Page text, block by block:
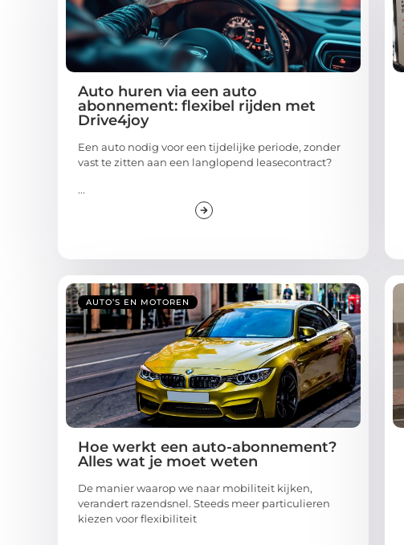
Auto huren via een auto
abonnement: flexibel rijden met
Drive4joy
Een auto nodig voor een tijdelijke periode, zonder
vast te zitten aan een langlopend leasecontract?
AUTO’S EN MOTOREN
Hoe werkt een auto-abonnement?
Alles wat je moet weten
De manier waarop we naar mobiliteit kijken,
verandert razendsnel. Steeds meer particulieren
kiezen voor flexibiliteit